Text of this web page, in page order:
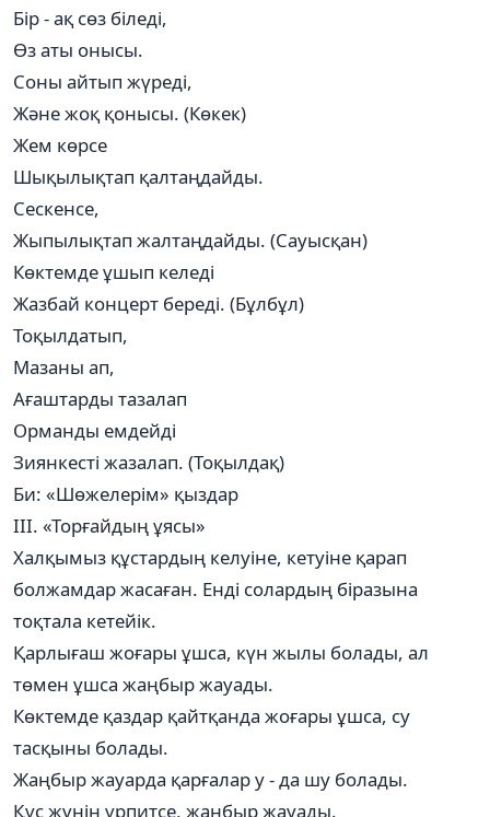
Бір - ақ сөз біледі,
Өз аты онысы.
Соны айтып жүреді,
Және жоқ қонысы. (Көкек)
Жем көрсе
Шықылықтап қалтаңдайды.
Сескенсе,
Жыпылықтап жалтаңдайды. (Сауысқан)
Көктемде ұшып келеді
Жазбай концерт береді. (Бұлбұл)
Тоқылдатып,
Мазаны ап,
Ағаштарды тазалап
Орманды емдейді
Зиянкесті жазалап. (Тоқылдақ)
Би: «Шөжелерім» қыздар
ІІІ. «Торғайдың ұясы»
Халқымыз құстардың келуіне, кетуіне қарап
болжамдар жасаған. Енді солардың біразына
тоқтала кетейік.
Қарлығаш жоғары ұшса, күн жылы болады, ал
төмен ұшса жаңбыр жауады.
Көктемде қаздар қайтқанда жоғары ұшса, су
тасқыны болады.
Жаңбыр жауарда қарғалар у - да шу болады.
Құс жүнін үрпитсе, жаңбыр жауады.